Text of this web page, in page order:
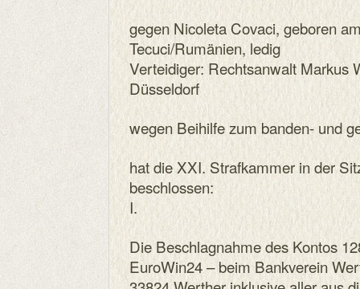
gegen Nicoleta Covaci, geboren
Tecuci/Rumänien, ledig
Verteidiger: Rechtsanwalt Markus
Düsseldorf
wegen Beihilfe zum banden- und
hat die XXI. Strafkammer in der
beschlossen:
I.
Die Beschlagnahme des Kontos
EuroWin24 – beim Bankverein